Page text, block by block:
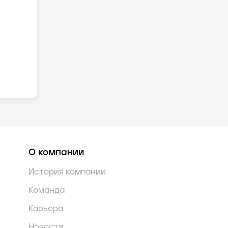
О компании
История компании
Команда
Карьера